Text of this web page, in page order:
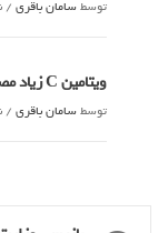
توسطسامان باقری /
ویتامین C زیاد مصرف کنیم سنگ کلیه می گیریم؟_راسخ
توسطسامان باقری /